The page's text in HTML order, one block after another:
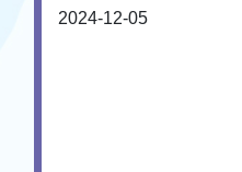
2024-12-05